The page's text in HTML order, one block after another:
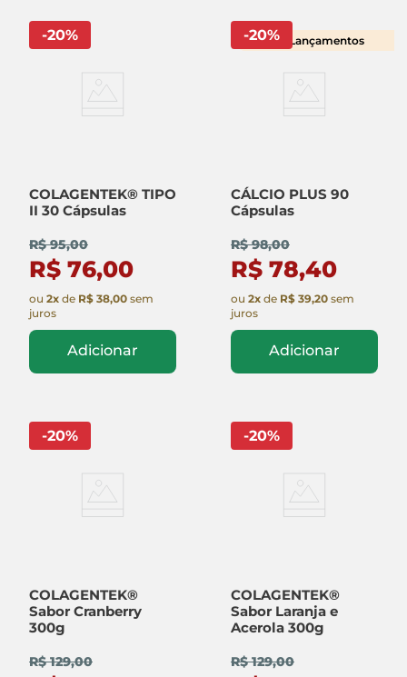
COLAGENTEK® TIPO
II 30 Cápsulas
-20%
R$ 95,00
R$ 76,00
ou 2x de R$ 38,00 sem
juros
Adicionar
Lançamentos
CÁLCIO PLUS 90
Cápsulas
-20%
R$ 98,00
R$ 78,40
ou 2x de R$ 39,20 sem
juros
Adicionar
COLAGENTEK®
Sabor Cranberry
300g
-20%
R$ 129,00
COLAGENTEK®
Sabor Laranja e
Acerola 300g
-20%
R$ 129,00